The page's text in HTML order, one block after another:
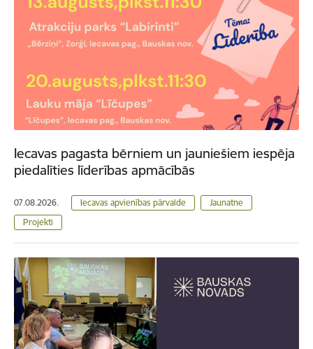
Iecavas pagasta bērniem un jauniešiem iespēja
piedalīties līderības apmācībās
07.08.2026. Iecavas apvienības pārvalde
Jaunatne
Projekti